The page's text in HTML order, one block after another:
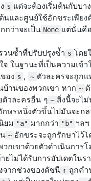
s แต่จะต้องเริ่มต้นกับบา
นและศูนย์ใช้อักขระเพียง
กว่าจะเป็น None แต่นั่นคื
นซ้ำที่ปรับปรุงซ้ำ s โดย
จ ในฐานะที่เป็นความเข้า
อง s , ~ ตัวละครจะถูก
บ้านของพวกเขา หาก ~
ตัวละครอื่น ๆ ~ สิ่งนี้จะไ
ษรหนึ่งตัวขึ้นไปมันจะกล
ยม "a" มากกว่า "b" ฯล
~ อักขระจะถูกรักษาไว้โ
กเขาด้วยตัวดำเนินการ
ยไม่ได้รับการอัปเดตในร
จากช่วงของดัชนี r ถูกค